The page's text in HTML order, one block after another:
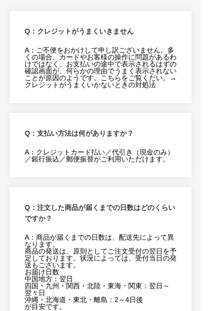
Q：クレジットがうまくいきません
A：ご不便をおかけして申し訳ございません。多
くの場合、カードやお客様の操作に問題があるわ
けではなく、お支払いの途中で表示されるはずの
確認画面が、何らかの理由でうまく表示されない
ことが原因のようです。こちらをご覧くだい。→
クレジットがうまくいかないときの対処法
Q：支払い方法は何がありますか？
A：クレジットカード払い／代引き（現金のみ）
／銀行振込／郵便振替がご利用いただけます。
Q：注文した商品が届くまでの日数はどのくらい
ですか？
A：商品が届くまでの日数は、配送先によって異
なります。
商品の発送は、原則としてご注文受付の翌日を予
定しております。状況によっては、受付当日の発
送もございます。
お届け日数
中国地方：翌日
四国・九州・関西・北陸・東海・関東：翌日～
翌々日
沖縄・北海道・東北・離島：2～4日後
が目安です。